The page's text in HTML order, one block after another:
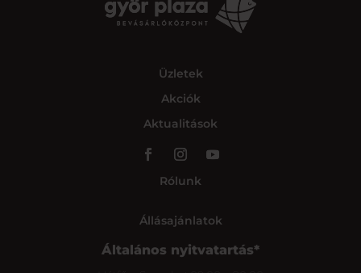
Üzletek
Akciók
Aktualitások
Rólunk
Állásajánlatok
Általános nyitvatartás*